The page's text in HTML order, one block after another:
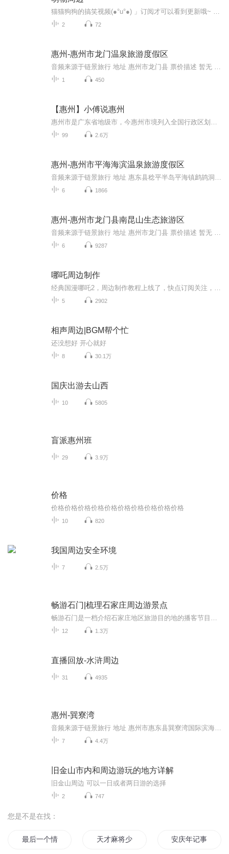
2 72
惠州-惠州市龙门温泉旅游度假区
1 450
【惠州】小傅说惠州
99 2.6万
惠州-惠州市平海海滨温泉旅游度假区
6 1866
惠州-惠州市龙门县南昆山生态旅游区
6 9287
哪吒周边制作
5 2902
相声周边|BGM帮个忙
还没想好 开心就好
8 30.1万
国庆出游去山西
10 5805
盲派惠州班
29 3.9万
价格
价格价格价格价格价格价格价格价格价格价格
10 820
我国周边安全环境
7 2.5万
畅游石门|梳理石家庄周边游景点
12 1.3万
直播回放-水浒周边
31 4935
惠州-巽寮湾
7 4.4万
旧金山市内和周边游玩的地方详解
旧金山周边 可以一日或者两日游的选择
2 747
您是不是在找：
最后一个情人节 天才麻将少女惠 安庆年记事